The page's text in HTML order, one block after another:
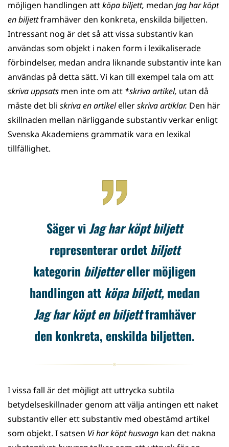
möjligen handlingen attköpa biljett, medan Jag har köpt
en biljettframhäver den konkreta, enskilda biljetten.
Intressant nog är det så att vissa substantiv kan
användas som objekt i naken form i lexikaliserade
förbindelser, medan andra liknande substantiv inte kan
användas på detta sätt. Vi kan till exempel tala om att
skriva uppsats men inte om att *skriva artikel, utan då
måste det bli skriva en artikelellerskriva artiklar. Den här
skillnaden mellan närliggande substantiv verkar enligt
Svenska Akademiens grammatik vara en lexikal
tillfällighet.
Säger viJag har köpt biljett
representerar ordetbiljett
kategorin biljettereller möjligen
handlingen attköpa biljett,medan
Jag har köpt en biljettframhäver
den konkreta, enskilda biljetten.
I vissa fall är det möjligt att uttrycka subtila
betydelseskillnader genom att välja antingen ett naket
substantiv eller ett substantiv med obestämd artikel
som objekt. I satsen Vi har köpt husvagn kan det nakna